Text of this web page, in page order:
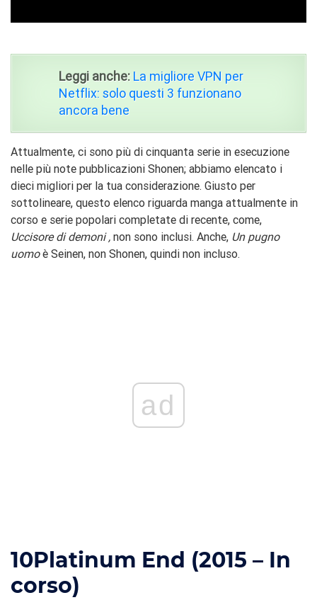
Leggi anche: La migliore VPN per
Netflix: solo questi 3 funzionano
ancora bene
Attualmente, ci sono più di cinquanta serie in esecuzione
nelle più note pubblicazioni Shonen; abbiamo elencato i
dieci migliori per la tua considerazione. Giusto per
sottolineare, questo elenco riguarda manga attualmente in
corso e serie popolari completate di recente, come,
Uccisore di demoni , non sono inclusi. Anche, Un pugno
uomoè Seinen, non Shonen, quindi non incluso.
ad
10Platinum End (2015 – In
corso)